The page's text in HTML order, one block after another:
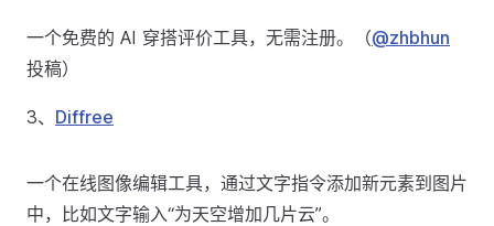
一个免费的 AI 穿搭评价工具，无需注册。（@zhbhun
投稿）
3、 Diffree
一个在线图像编辑工具，通过文字指令添加新元素到图片
中，比如文字输入“为天空增加几片云”。